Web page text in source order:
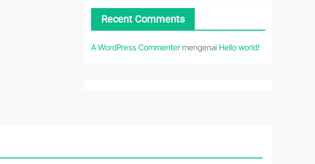
Recent Comments
A WordPress Commentermengenai Hello world!